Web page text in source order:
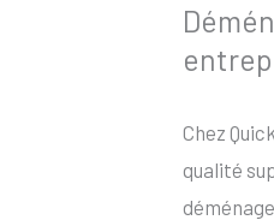
Chez
qualité